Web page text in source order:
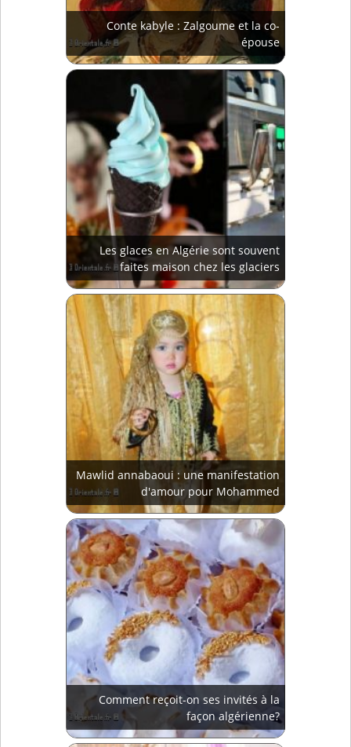
Conte kabyle : Zalgoume et la co-
épouse
Les glaces en Algérie sont souvent
faites maison chez les glaciers
Mawlid annabaoui : une manifestation
d'amour pour Mohammed
Comment reçoit-on ses invités à la
façon algérienne?